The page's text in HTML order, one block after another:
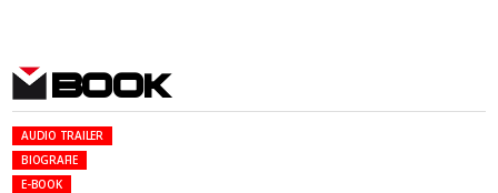
BOOK
AUDIO TRAILER
BIOGRAFIE
E-BOOK